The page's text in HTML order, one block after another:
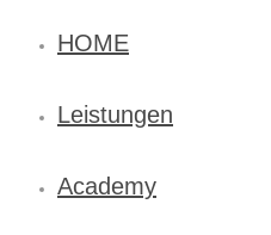
HOME
Leistungen
Academy